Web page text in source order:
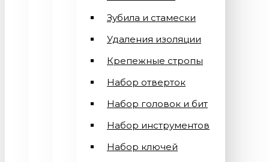
Зубила и стамески
Удаления изоляции
Крепежные стропы
Набор отверток
Набор головок и бит
Набор инструментов
Набор ключей